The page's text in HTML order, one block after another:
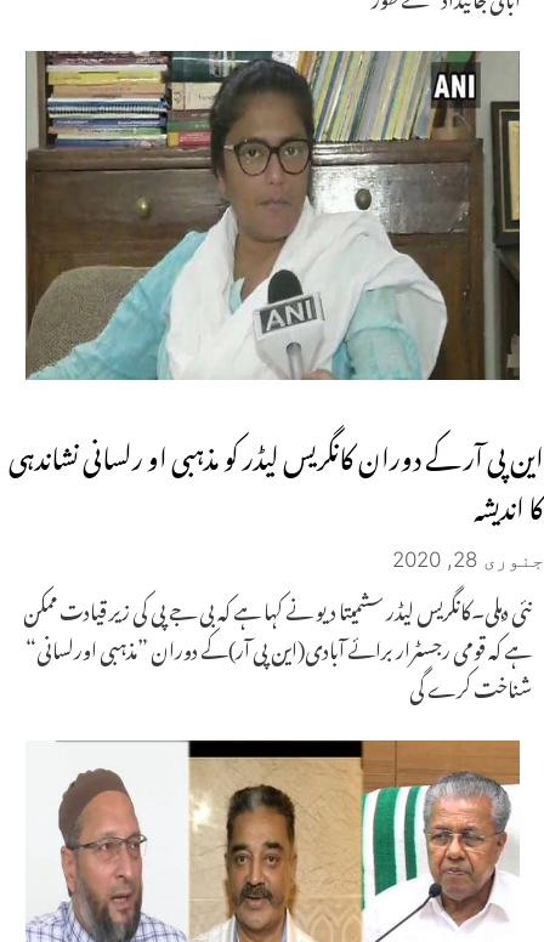
این پی آر کے دوران کانگریس لیڈر کو مذہبی او رلسانی نشاندہی
کا اندیشہ
جنوری 28, 2020
نئی دہلی۔کانگریس لیڈر سشمیتا دیو نے کہا ہے کہ بی جے پی کی زیر قیادت ممکن
ہے کہ قومی رجسٹرار برائے آبادی(این پی آر)کے دوران ”مذہبی اورلسانی“
شناخت کرے گی